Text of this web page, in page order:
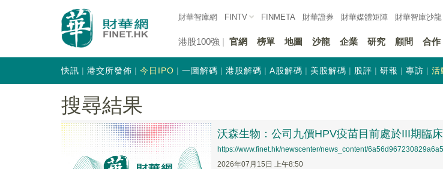
財華智庫網 FINTV FINMETA 財華證券 財華媒體矩陣 財華智庫沙龍
港股100強 官網 榜單 地圖 沙龍 企業 研究 顧問 合作
快訊 港交所發佈 今日IPO 一圖解碼 港股解碼 A股解碼 美股解碼 股評 研報 專訪 活
搜尋結果
沃森生物：公司九價HPV疫苗目前處於III期臨
https://www.finet.hk/newscenter/news_content/
2026年07月15日 上午8:50